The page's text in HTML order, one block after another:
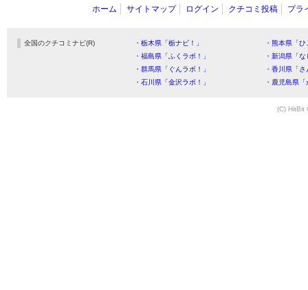
ホーム サイトマップ ログイン クチコミ投稿 プラ
全国のクチコミナビ(R) ・栃木県「栃ナビ！」
・熊本県「
・福島県「ふくラボ！」
・新潟県「
・群馬県「ぐんラボ！」
・香川県「
・石川県「金沢ラボ！」
・鹿児島県
(C) HitBit